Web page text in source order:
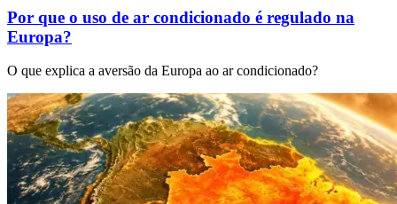
Por que o uso de ar condicionado é regulado na
Europa?
O que explica a aversão da Europa ao ar condicionado?